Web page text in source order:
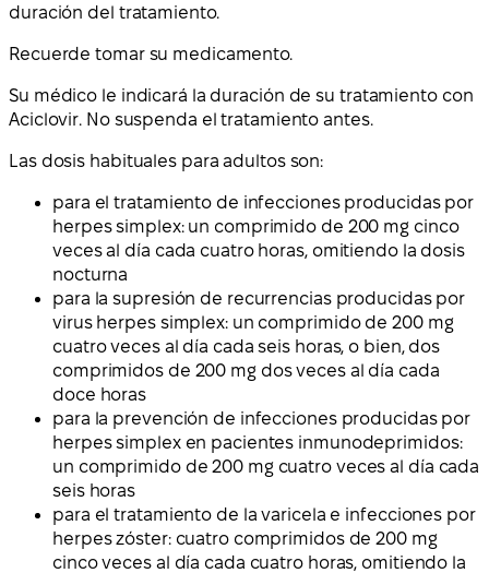
duración del tratamiento.
Recuerde tomar su medicamento.
Su médico le indicará la duración de su tratamiento con
Aciclovir. No suspenda el tratamiento antes.
Las dosis habituales para adultos son:
para el tratamiento de infecciones producidas por
herpes simplex: un comprimido de 200 mg cinco
veces al día cada cuatro horas, omitiendo la dosis
nocturna
para la supresión de recurrencias producidas por
virus herpes simplex: un comprimido de 200 mg
cuatro veces al día cada seis horas, o bien, dos
comprimidos de 200 mg dos veces al día cada
doce horas
para la prevención de infecciones producidas por
herpes simplex en pacientes inmunodeprimidos:
un comprimido de 200 mg cuatro veces al día cada
seis horas
para el tratamiento de la varicela e infecciones por
herpes zóster: cuatro comprimidos de 200 mg
cinco veces al día cada cuatro horas, omitiendo la